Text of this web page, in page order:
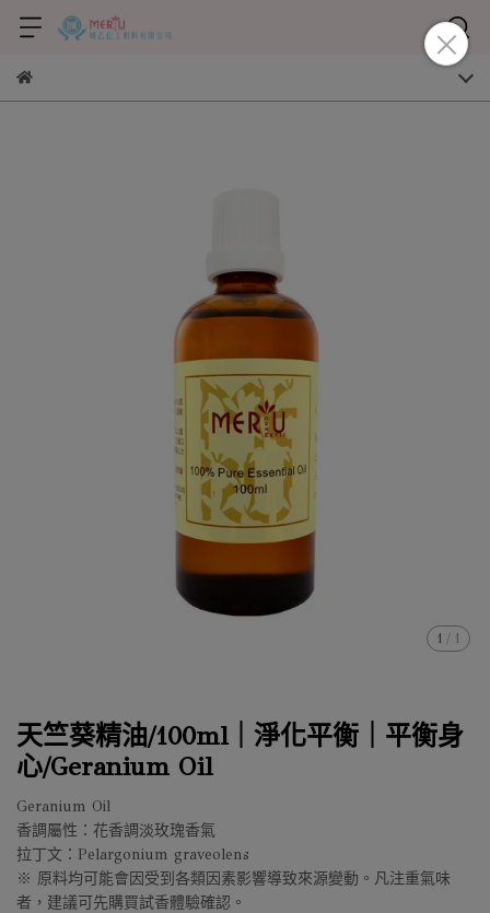
1 / 1
天竺葵精油/100ml｜淨化平衡｜平衡身
心/Geranium Oil
Geranium Oil
香調屬性：花香調淡玫瑰香氣
拉丁文：Pelargonium graveolens
※ 原料均可能會因受到各類因素影響導致來源變動。凡注重氣味
者，建議可先購買試香體驗確認。